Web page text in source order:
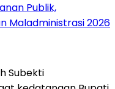
Publik,
Maladministrasi 2026